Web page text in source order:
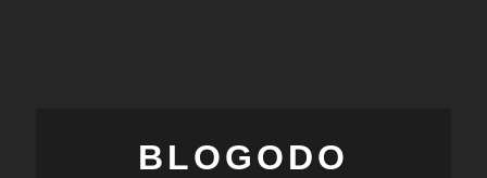
BLOGODO